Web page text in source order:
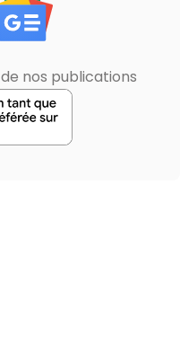
nos publications